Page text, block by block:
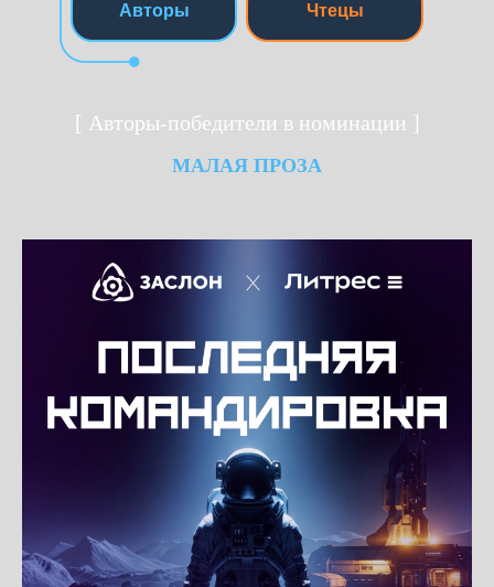
Чтецы
Авторы
[ Авторы-победители в номинации ]
МАЛАЯ ПРОЗА